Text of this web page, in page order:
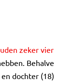
zeker vier
Behalve
dochter (18)